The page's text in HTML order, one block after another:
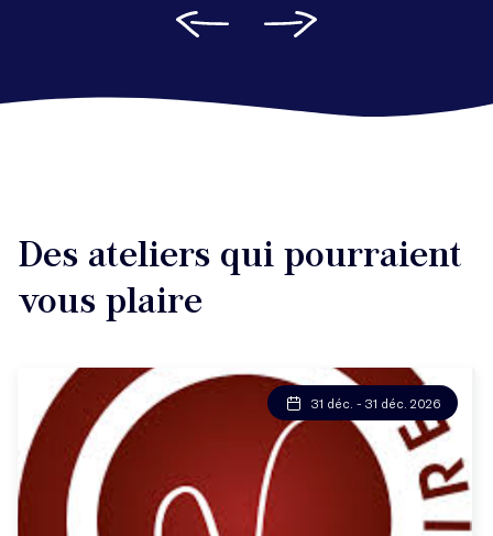
Des ateliers qui pourraient
vous plaire
31 déc. - 31 déc. 2026